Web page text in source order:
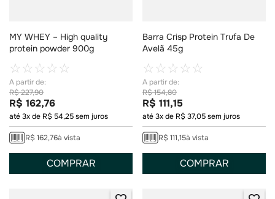
MY WHEY – High quality
protein powder 900g
☆☆☆☆☆
R$227,90
R$ 162,76
até3x de R$ 54,25sem juros
R$ 162,76à vista
COMPRAR
Barra Crisp Protein Trufa De
Avelã 45g
☆☆☆☆☆
R$154,80
R$ 111,15
até3x de R$37,05sem juros
R$ 111,15à vista
COMPRAR